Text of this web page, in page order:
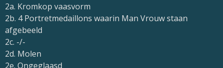
2a. Kromkop vaasvorm
2b. 4 Portretmedaillons waarin Man Vrouw staan
afgebeeld
2c. -/-
2d. Molen
2e. Ongeglaasd